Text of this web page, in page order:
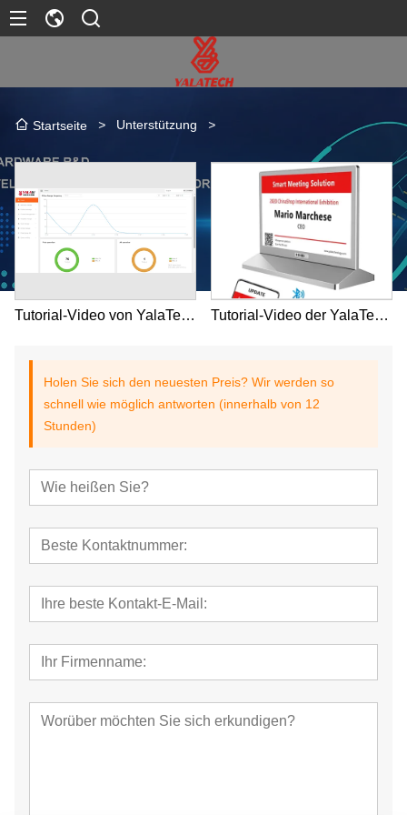
Startseite > Unterstützung >
Tutorial-Video von YalaTech Electronic Shelf Label Tutorial-Video der YalaTech Meeting Signage APP
Holen Sie sich den neuesten Preis? Wir werden so
schnell wie möglich antworten (innerhalb von 12
Stunden)